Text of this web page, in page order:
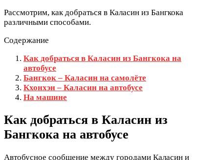
Рассмотрим, как добраться в Каласин из Бангкока
различными способами.
Содержание
Как добраться в Каласин из Бангкока на
автобусе
Бангкок – Каласин на самолёте
Кхонхэн – Каласин на автобусе
На машине
Как добраться в Каласин из
Бангкока на автобусе
Автобусное сообщение между городами Каласин и